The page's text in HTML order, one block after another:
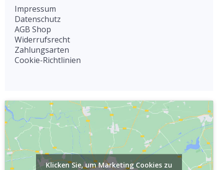
Impressum
Datenschutz
AGB Shop
Widerrufsrecht
Zahlungsarten
Cookie-Richtlinien
Klicken Sie, um Marketing Cookies zu